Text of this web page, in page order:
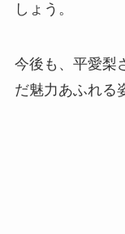
しょう。
今後も、平愛梨
だ魅力あふれる